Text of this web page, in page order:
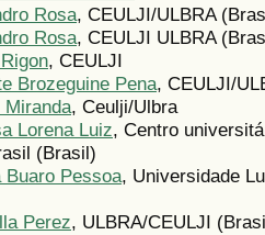
Rosa, CEULJI/ULBRA
Rosa, CEULJI ULBRA
, CEULJI
Brozeguine Pena, CEULJI/
, Ceulji/Ulbra
Lorena Luiz, Centro
(Brasil)
Buaro Pessoa, Universidade
Perez, ULBRA/CEULJI